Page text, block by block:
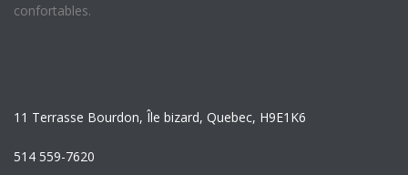
confortables.
11 Terrasse Bourdon, Île bizard, Quebec, H9E1K6
514 559-7620